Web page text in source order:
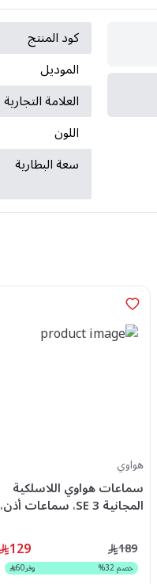
كود المنتج
الموديل
العلامة التجارية
اللون
سعة البطارية
هواوي
سماعات هواوي اللاسلكية
المجانية SE 3، سماعات أذن،
129 189
خصم32
% وفر60